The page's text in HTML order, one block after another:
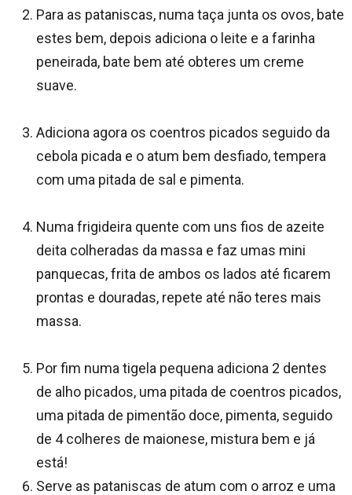
Para as pataniscas, numa taça junta os ovos, bate
estes bem, depois adiciona o leite e a farinha
peneirada, bate bem até obteres um creme
suave.
Adiciona agora os coentros picados seguido da
cebola picada e o atum bem desfiado, tempera
com uma pitada de sal e pimenta.
Numa frigideira quente com uns fios de azeite
deita colheradas da massa e faz umas mini
panquecas, frita de ambos os lados até ficarem
prontas e douradas, repete até não teres mais
massa.
Por fim numa tigela pequena adiciona 2 dentes
de alho picados, uma pitada de coentros picados,
uma pitada de pimentão doce, pimenta, seguido
de 4 colheres de maionese, mistura bem e já
está!
Serve as pataniscas de atum com o arroz e uma